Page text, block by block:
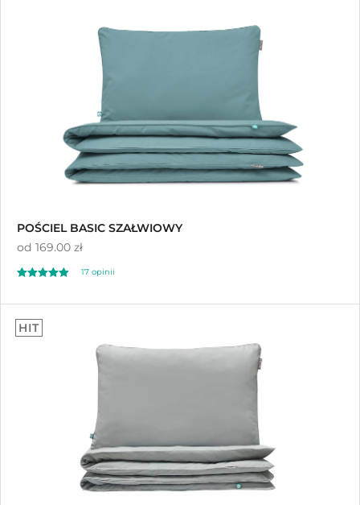
POŚCIEL BASIC SZAŁWIOWY
od 169.00 zł
na 5
17 opinii
HIT